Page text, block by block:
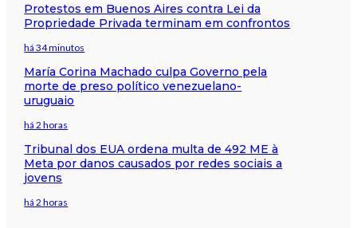
Protestos em Buenos Aires contra Lei da
Propriedade Privada terminam em confrontos
há 34 minutos
María Corina Machado culpa Governo pela
morte de preso político venezuelano-
uruguaio
há 2 horas
Tribunal dos EUA ordena multa de 492 ME à
Meta por danos causados por redes sociais a
jovens
há 2 horas